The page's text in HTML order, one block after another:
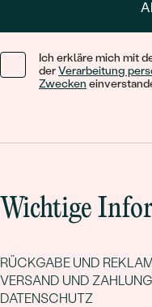
Ich erkläre mich mit
derVerarbeitung
Zwecken
Wichtige
RÜCKGABE UND
VERSAND UND ZAHLUNG
DATENSCHUTZ